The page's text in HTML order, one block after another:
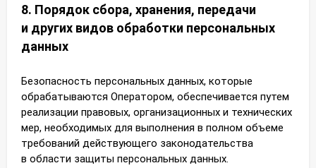
8. Порядок сбора, хранения, передачи
и других видов обработки персональных
данных
Безопасность персональных данных, которые
обрабатываются Оператором, обеспечивается путем
реализации правовых, организационных и технических
мер, необходимых для выполнения в полном объеме
требований действующего законодательства
в области защиты персональных данных.